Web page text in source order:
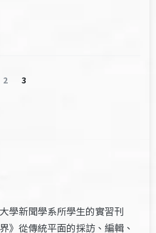
Page
2 Page
3
學新聞學系所學生的實習刊
》從傳統平面的採訪、編輯、